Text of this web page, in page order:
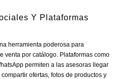
Y Plataformas
herramienta poderosa para
venta por catálogo. Plataformas como
permiten a las asesoras llegar
ofertas, fotos de productos y